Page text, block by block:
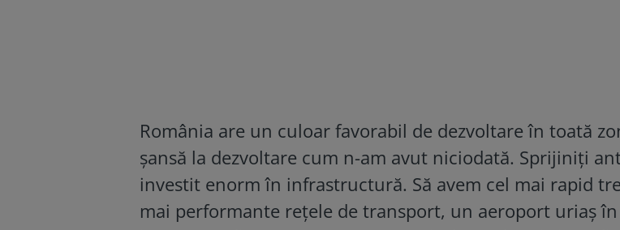
România are un culoar favorabil de dezvoltare în toată
șansă la dezvoltare cum n-am avut niciodată. Sprijiniți
investit enorm în infrastructură. Să avem cel mai rapid
mai performante rețele de transport, un aeroport uriaș